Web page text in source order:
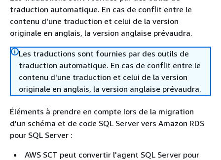
traduction automatique. En cas de conflit entre le
contenu d'une traduction et celui de la version
originale en anglais, la version anglaise prévaudra.
Les traductions sont fournies par des outils de
traduction automatique. En cas de conflit entre le
contenu d'une traduction et celui de la version
originale en anglais, la version anglaise prévaudra.
Éléments à prendre en compte lors de la migration
d'un schéma et de code SQL Server vers Amazon RDS
pour SQL Server :
AWS SCT peut convertir l'agent SQL Server pour